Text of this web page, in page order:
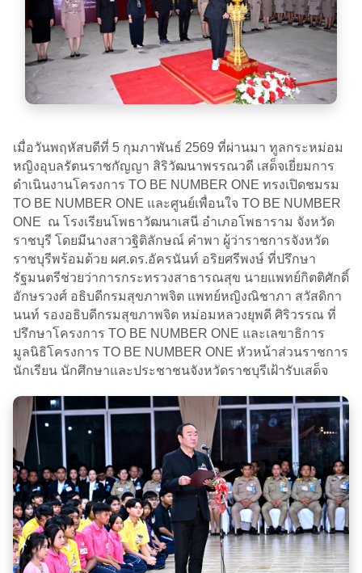
เมื่อวันพฤหัสบดีที่ 5 กุมภาพันธ์ 2569 ที่ผ่านมา ทูลกระหม่อม
หญิงอุบลรัตนราชกัญญา สิริวัฒนาพรรณวดี เสด็จเยี่ยมการ
ดำเนินงานโครงการ TO BE NUMBER ONE ทรงเปิดชมรม
TO BE NUMBER ONE และศูนย์เพื่อนใจ TO BE NUMBER
ONE ณ โรงเรียนโพธาวัฒนาเสนี อำเภอโพธาราม จังหวัด
ราชบุรี โดยมีนางสาวฐิติลักษณ์ คำพา ผู้ว่าราชการจังหวัด
ราชบุรีพร้อมด้วย ผศ.ดร.อัครนันท์ อริยศรีพงษ์ ที่ปรึกษา
รัฐมนตรีช่วยว่าการกระทรวงสาธารณสุข นายแพทย์กิตติศักดิ์
อักษรวงศ์ อธิบดีกรมสุขภาพจิต แพทย์หญิงณิชาภา สวัสดิกา
นนท์ รองอธิบดีกรมสุขภาพจิต หม่อมหลวงยุพดี ศิริวรรณ ที่
ปรึกษาโครงการ TO BE NUMBER ONE และเลขาธิการ
มูลนิธิโครงการ TO BE NUMBER ONE หัวหน้าส่วนราชการ
นักเรียน นักศึกษาและประชาชนจังหวัดราชบุรีเฝ้ารับเสด็จ